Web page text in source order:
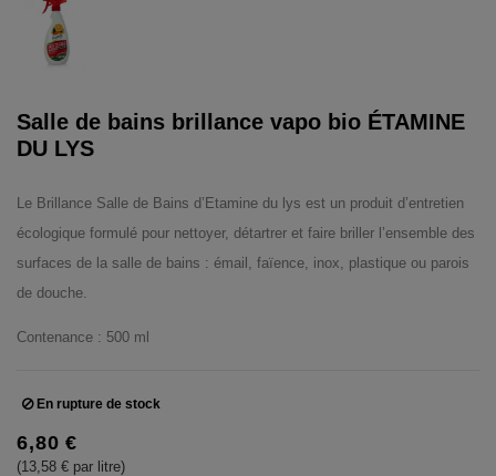
Salle de bains brillance vapo bio ÉTAMINE
DU LYS
Le Brillance Salle de Bains d’Etamine du lys est un produit d’entretien
écologique formulé pour nettoyer, détartrer et faire briller l’ensemble des
surfaces de la salle de bains : émail, faïence, inox, plastique ou parois
de douche.
Contenance : 500 ml
En rupture de stock
6,80 €
(13,58 € par litre)